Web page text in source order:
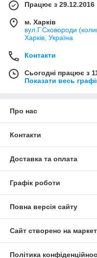
Працює з 29.12.2016
м. Харків
вул.Г.Сковороди
Харків, Україна
Контакти
Сьогодні працює з
Показати весь
Про нас
Контакти
Доставка та оплата
Графік роботи
Повна версія сайту
Сайт створено на
Політика